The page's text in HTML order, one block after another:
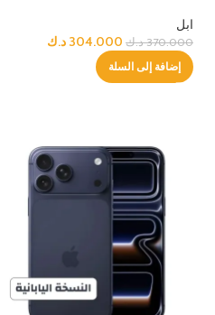
ابل
370.000 د.ك 304.000 د.ك
إضافة إلى السلة